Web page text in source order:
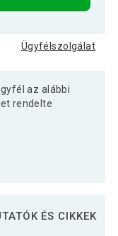
Ügyfélszolgálat
az alábbi
rendelte
ÉS CIKKEK